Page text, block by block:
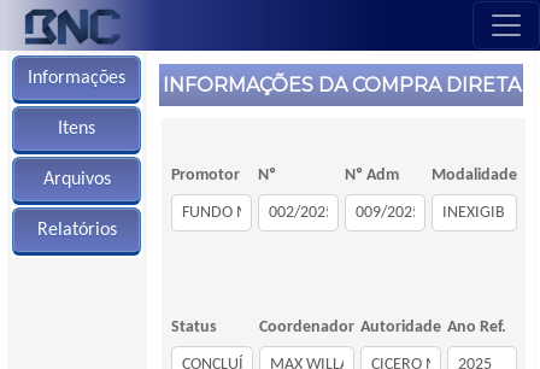
Informações
Itens
Arquivos
Relatórios
INFORMAÇÕES DA COMPRA DIRETA
Promotor Nº Nº Adm Modalidade
Status Coordenador Autoridade Ano Ref.